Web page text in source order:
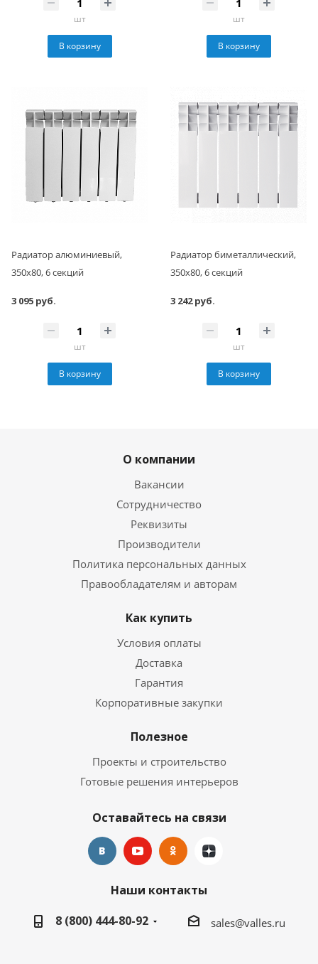
шт
В корзину
шт
В корзину
Радиатор алюминиевый,
350x80, 6 секций
3 095 руб.
шт
В корзину
Радиатор биметаллический,
350x80, 6 секций
3 242 руб.
шт
В корзину
О компании
Вакансии
Сотрудничество
Реквизиты
Производители
Политика персональных данных
Правообладателям и авторам
Как купить
Условия оплаты
Доставка
Гарантия
Корпоративные закупки
Полезное
Проекты и строительство
Готовые решения интерьеров
Оставайтесь на связи
Наши контакты
8 (800) 444-80-92
sales@valles.ru